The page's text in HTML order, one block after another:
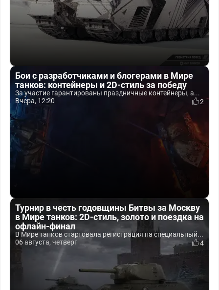
Бои с разработчиками и блогерами в Мире
танков: контейнеры и 2D-стиль за победу
За участие гарантированы праздничные контейнеры, а...
Вчера, 12:20
2
Турнир в честь годовщины Битвы за Москву
в Мире танков: 2D-стиль, золото и поездка на
офлайн-финал
В Мире танков стартовала регистрация на специальный...
06 августа, четверг
4